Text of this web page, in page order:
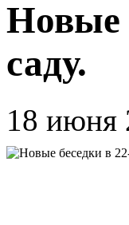
Новые
саду.
18 июня